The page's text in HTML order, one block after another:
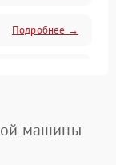
Подробнее →
Подробнее →
машины